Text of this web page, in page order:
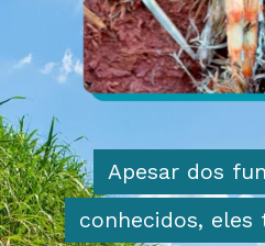
Apesar dos
conhecidos,
Apesar dos
conhecidos,